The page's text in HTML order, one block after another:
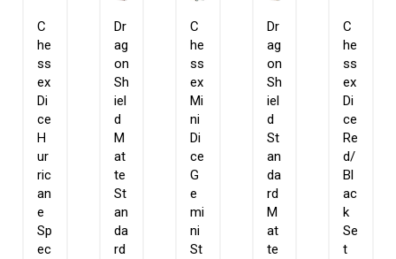
C
he
ss
ex
Di
ce
H
ur
ric
an
e
Sp
ec
Dr
ag
on
Sh
iel
d
M
at
te
St
an
da
rd
C
he
ss
ex
Mi
ni
Di
ce
G
e
mi
ni
St
Dr
ag
on
Sh
iel
d
St
an
da
rd
M
at
te
C
he
ss
ex
Di
ce
Re
d/
Bl
ac
k
Se
t